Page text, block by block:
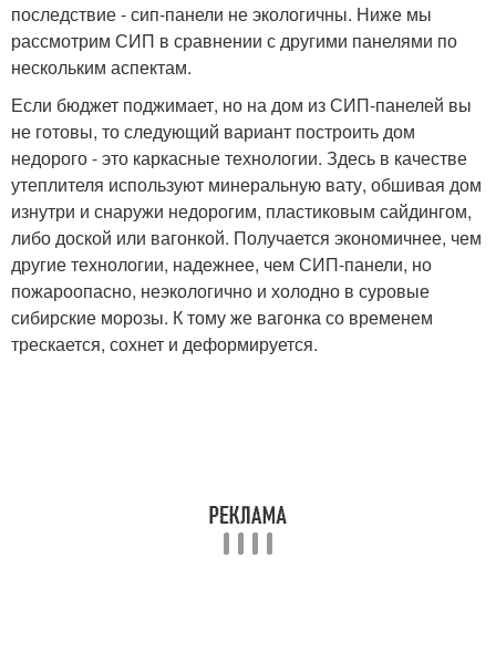
последствие - сип-панели не экологичны. Ниже мы
рассмотрим СИП в сравнении с другими панелями по
нескольким аспектам.
Если бюджет поджимает, но на дом из СИП-панелей вы
не готовы, то следующий вариант построить дом
недорого - это каркасные технологии. Здесь в качестве
утеплителя используют минеральную вату, обшивая дом
изнутри и снаружи недорогим, пластиковым сайдингом,
либо доской или вагонкой. Получается экономичнее, чем
другие технологии, надежнее, чем СИП-панели, но
пожароопасно, неэкологично и холодно в суровые
сибирские морозы. К тому же вагонка со временем
трескается, сохнет и деформируется.